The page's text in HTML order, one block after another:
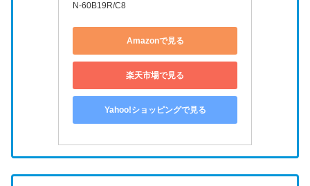
N-60B19R/C8
Amazonで見る
楽天市場で見る
Yahoo!ショッピングで見る